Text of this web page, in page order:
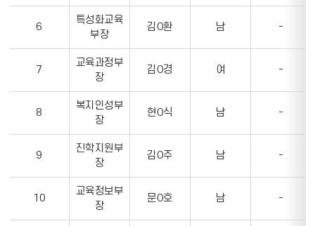
일,
담
담
나
별,
업
임,
6
특성화교육
부장
김O환 남 -
7
교육과정부
장
김O경 여 -
8
복지인성부
장
현O식 남 -
9
진학지원부
장
김O주 남 -
10
교육정보부
장
문O호 남 -